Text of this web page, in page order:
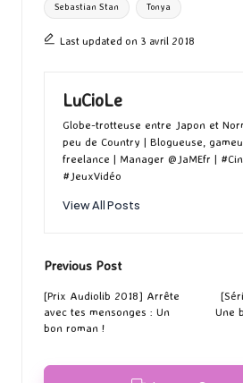
Sebastian Stan Tonya
Last updated on 3 avril 2018
LuCioLe
Globe-trotteuse entre Japon et
peu de Country | Blogueuse,
freelance | Manager @JaMEfr |
#JeuxVidéo
View All Posts
Post
navigation
Previous Post
[Prix Audiolib 2018] Arrête
avec tes mensonges : Un
bon roman !
Une